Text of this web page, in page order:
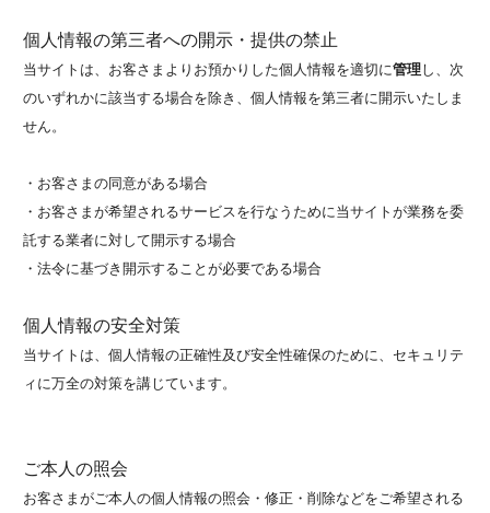
個人情報の第三者への開示・提供の禁止
当サイトは、お客さまよりお預かりした個人情報を適切に管理し、次
のいずれかに該当する場合を除き、個人情報を第三者に開示いたしま
せん。
・お客さまの同意がある場合
・お客さまが希望されるサービスを行なうために当サイトが業務を委
託する業者に対して開示する場合
・法令に基づき開示することが必要である場合
個人情報の安全対策
当サイトは、個人情報の正確性及び安全性確保のために、セキュリテ
ィに万全の対策を講じています。
ご本人の照会
お客さまがご本人の個人情報の照会・修正・削除などをご希望される